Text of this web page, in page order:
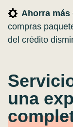
Ahorra más
compras
del crédito
una